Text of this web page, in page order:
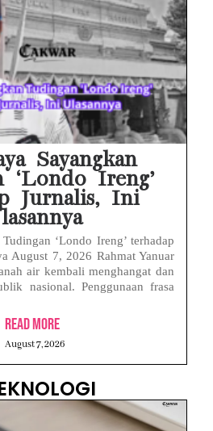
Sayangkan
‘Londo Ireng’
Jurnalis, Ini
‘Londo Ireng’ terhadap
August 7, 2026 Rahmat Yanuar
air kembali menghangat dan
nasional. Penggunaan frasa
Read More
August 7, 2026